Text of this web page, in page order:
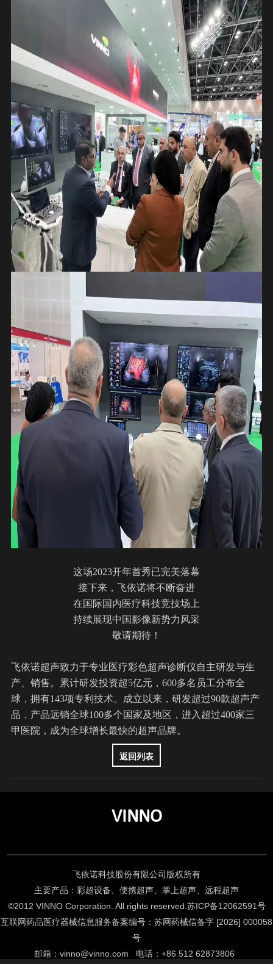
这场2023开年首秀已完美落幕
接下来，飞依诺将不断奋进
在国际国内医疗科技竞技场上
持续展现中国影像新势力风采
敬请期待！
飞依诺超声致力于专业医疗彩色超声诊断仪自主研发与生
产、销售。累计研发投资超5亿元，600多名员工分布全
球，拥有143项专利技术。成立以来，研发超过90款超声产
品，产品远销全球100多个国家及地区，进入超过400家三
甲医院，成为全球增长最快的超声品牌。
返回列表
VINNO
飞依诺科技股份有限公司版权所有
主要产品：彩超设备、便携超声、掌上超声、远程超声
©2012 VINNO Corporation. All rights reserved. 苏ICP备12062591号
互联网药品医疗器械信息服务备案编号：苏网药械信备字 [2026] 000058
号
邮箱： vinno@vinno.com 电话： +86 512 62873806